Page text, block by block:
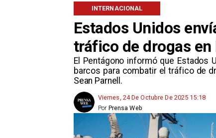
Estados Unidos
tráfico de drogas
El Pentágono informó que Estados
barcos para combatir el tráfico de
Sean Parnell.
INTERNACIONAL
Viernes, 24 De Octubre De 2025 15:18
Prensa Web
Por